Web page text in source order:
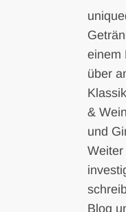
einem
über
&
und
Blog